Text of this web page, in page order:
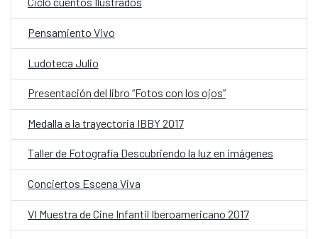
Pensamiento Vivo
Ludoteca Julio
Presentación del libro “Fotos con los ojos”
Medalla a la trayectoria IBBY 2017
Taller de Fotografía Descubriendo la luz en imágenes
Conciertos Escena Viva
VI Muestra de Cine Infantil Iberoamericano 2017